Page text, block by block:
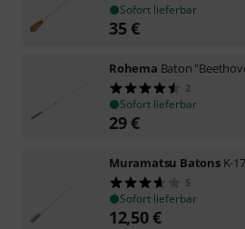
Sofort lieferbar
35€
Rohema Baton
2
Sofort lieferbar
29€
Muramatsu Batons K-
5
Sofort lieferbar
12,50€